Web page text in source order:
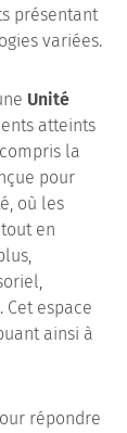
présentant
variées.
Unité
atteints
la
pour
où les
en
espace
ainsi à
répondre